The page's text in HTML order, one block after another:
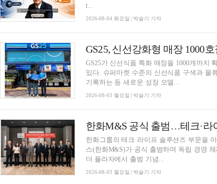
t...
2026-08-04 화요일 | 박슬기 기자
GS25가 신선식품 특화 매장을 1000개까지
있다. 슈퍼마켓 수준의 신선식품 구색과 물
기록하는 등 새로운 성장 모델...
2026-08-03 월요일 | 박슬기 기자
한화M&S 공식 출범…테크·라
한화그룹의 테크·라이프 솔루션즈 부문을
스(한화M&S)가 공식 출범하며 독립 경영
더 플라자에서 출범 기념...
2026-08-03 월요일 | 박슬기 기자